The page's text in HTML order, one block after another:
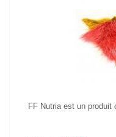
FF Nutria est un produit